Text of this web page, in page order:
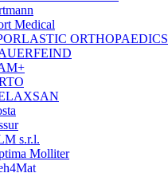
Medical
ORTHOPAEDICS
s.r.l.
Molliter